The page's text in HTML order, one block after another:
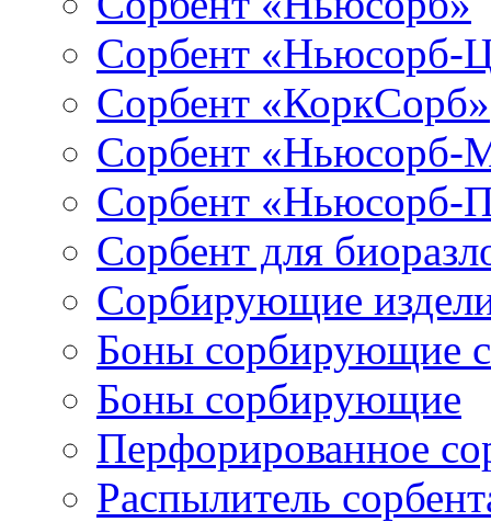
Сорбент «Ньюсорб-
Сорбент «КоркСорб»
Сорбент «Ньюсорб-
Сорбент «Ньюсорб-
Сорбент для
Сорбирующие
Боны сорбирующие
Боны сорбирующие
Перфорированное
Распылитель